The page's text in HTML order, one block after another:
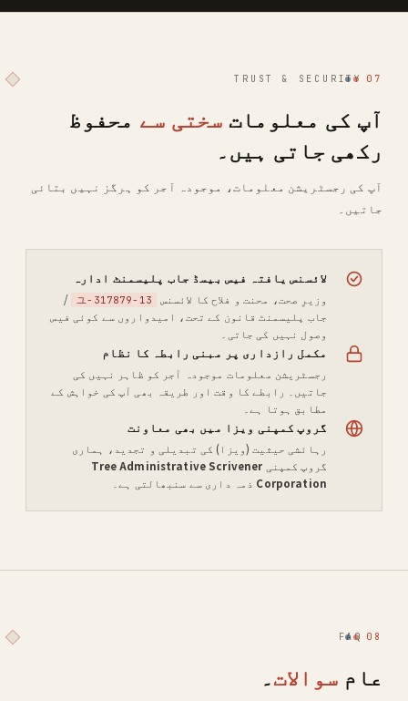
07
TRUST & SECURITY
آپ کی معلومات سختی سے محفوظ
رکھی جاتی ہیں۔
آپ کی رجسٹریشن معلومات، موجودہ آجر کو ہرگز نہیں بتائی
جاتیں۔
لائسنس یافتہ فیس بیسڈ جاب پلیسمنٹ ادارہ
وزیرِ صحت، محنت و فلاح کا لائسنس 13-ユ-317879
/
جاب پلیسمنٹ قانون کے تحت، امیدواروں سے کوئی فیس
وصول نہیں کی جاتی۔
مکمل رازداری پر مبنی رابطہ کا نظام
رجسٹریشن معلومات موجودہ آجر کو ظاہر نہیں کی
جاتیں۔ رابطے کا وقت اور طریقہ بھی آپ کی خواہش کے
مطابق ہوتا ہے۔
گروپ کمپنی ویزا میں بھی معاونت
رہائشی حیثیت (ویزا) کی تبدیلی و تجدید، ہماری
گروپ کمپنی Tree Administrative Scrivener
Corporation ذمہ داری سے سنبھالتی ہے۔
08
FAQ
عام سوالات۔